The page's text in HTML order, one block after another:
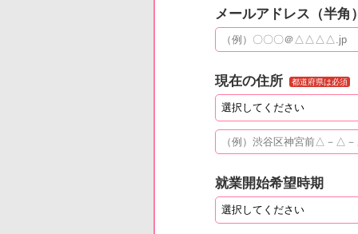
メールアドレス（半角
現在の住所 都道府県は必須
就業開始希望時期